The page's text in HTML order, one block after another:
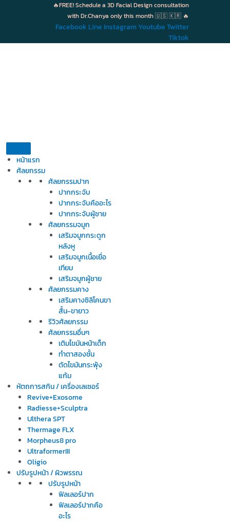
🔥FREE! Schedule a 3D Facial Design consultation
with Dr.Chanya only this month 🇺🇸 🇰🇷 🔥
Facebook Line Instagram Youtube Twitter
Tiktok
หน้าแรก
ศัลยกรรม
ศัลยกรรมปาก
ปากกระจับ
ปากกระจับคืออะไร
ปากกระจับผู้ชาย
ศัลยกรรมจมูก
เสริมจมูกกระดูก
หลังหู
เสริมจมูกเนื้อเยื่อ
เทียม
เสริมจมูกผู้ชาย
ศัลยกรรมคาง
เสริมคางซิลิโคนขา
สั้น-ขายาว
รีวิวศัลยกรรม
ศัลยกรรมอื่นๆ
เติมไขมันหน้าเด็ก
ทำตาสองชั้น
ตัดไขมันกระพุ้ง
แก้ม
หัตถการสกิน / เครื่องเลเซอร์
Revive+Exosome
Radiesse+Sculptra
Ulthera SPT
Thermage FLX
Morpheus8 pro
UltraformerIII
Oligio
ปรับรูปหน้า / ผิวพรรณ
ปรับรูปหน้า
ฟิลเลอร์ปาก
ฟิลเลอร์ปากคือ
อะไร